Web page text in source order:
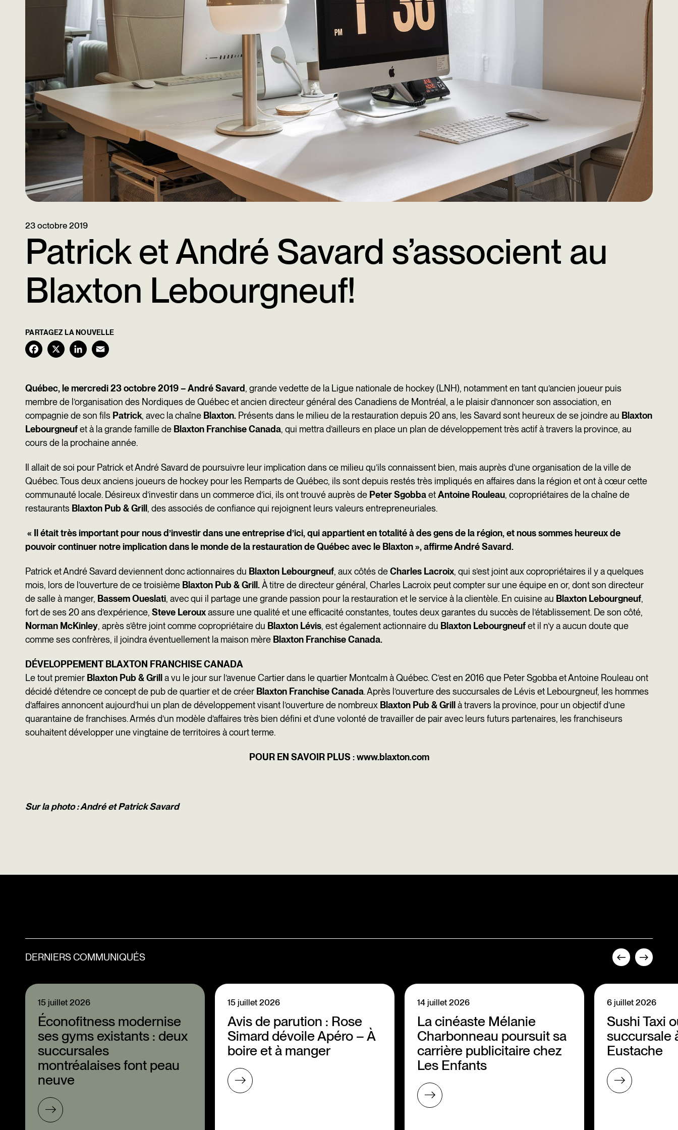
Patrick et André Savard s’associent au
Blaxton Lebourgneuf!
23 octobre 2019
PARTAGEZ LA NOUVELLE
F
c
e
b
k
X
L
n
k
e
n
a
i
Québec, le mercredi 23 octobre 2019 –André Savard, grande vedette de la Ligue nationale de hockey (LNH), notamment en tant qu’ancien joueur puis
membre de l’organisation des Nordiques de Québec et ancien directeur général des Canadiens de Montréal, a le plaisir d’annoncer son association, en
compagnie de son fils Patrick, avec la chaîne Blaxton. Présents dans le milieu de la restauration depuis 20 ans, les Savard sont heureux de se joindre au Blaxton
Lebourgneufet à la grande famille de Blaxton Franchise Canada, qui mettra d’ailleurs en place un plan de développement très actif à travers la province, au
cours de la prochaine année.
Il allait de soi pour Patrick et André Savard de poursuivre leur implication dans ce milieu qu’ils connaissent bien, mais auprès d’une organisation de la ville de
Québec. Tous deux anciens joueurs de hockey pour les Remparts de Québec, ils sont depuis restés très impliqués en affaires dans la région et ont à cœur cette
communauté locale. Désireux d’investir dans un commerce d’ici, ils ont trouvé auprès de Peter SgobbaetAntoine Rouleau, copropriétaires de la chaîne de
restaurants Blaxton Pub & Grill , des associés de confiance qui rejoignent leurs valeurs entrepreneuriales.
«
Il était très important pour nous d’investir dans une entreprise d’ici, qui appartient en totalité à des gens de la région, et nous sommes heureux de
pouvoir continuer notre implication dans le monde de la restauration de Québec avec le Blaxton», affirme André Savard.
Patrick et André Savard deviennent donc actionnaires du Blaxton Lebourgneuf, aux côtés deCharles Lacroix, qui s’est joint aux copropriétaires il y a quelques
mois, lors de l’ouverture de ce troisième Blaxton Pub & Grill.À titre de directeur général, Charles Lacroix peut compter sur une équipe en or, dont son directeur
de salle à manger, Bassem Oueslati, avec qui il partage une grande passion pour la restauration et le service à la clientèle. En cuisine au Blaxton Lebourgneuf,
fort de ses 20 ans d’expérience, Steve Lerouxassure une qualité et une efficacité constantes, toutes deux garantes du succès de l’établissement. De son côté,
Norman McKinley, après s’être joint comme copropriétaire du Blaxton Lévis, est également actionnaire du Blaxton Lebourgneufet il n’y a aucun doute que
comme ses confrères, il joindra éventuellement la maison mère Blaxton Franchise Canada.
DÉVELOPPEMENT BLAXTON FRANCHISE CANADA
Le tout premier Blaxton Pub & Grill a vu le jour sur l’avenue Cartier dans le quartier Montcalm à Québec. C’est en 2016 que Peter Sgobba et Antoine Rouleau ont
décidé d’étendre ce concept de pub de quartier et de créer Blaxton Franchise Canada. Après l’ouverture des succursales de Lévis et Lebourgneuf, les hommes
d’affaires annoncent aujourd’hui un plan de développement visant l’ouverture de nombreux Blaxton Pub & Grill à travers la province, pour un objectif d’une
quarantaine de franchises. Armés d’un modèle d’affaires très bien défini et d’une volonté de travailler de pair avec leurs futurs partenaires, les franchiseurs
souhaitent développer une vingtaine de territoires à court terme.
POUR EN SAVOIR PLUS :www.blaxton.com
Sur la photo : André et Patrick Savard
DERNIERS COMMUNIQUÉS
Éconofitness modernise
ses gyms existants : deux
succursales
montréalaises font peau
neuve
15 juillet 2026
Avis de parution : Rose
Simard dévoile Apéro – À
boire et à manger
15 juillet 2026
La cinéaste Mélanie
Charbonneau poursuit sa
carrière publicitaire chez
Les Enfants
14 juillet 2026
Sushi Taxi
succursale
Eustache
6 juillet 2026